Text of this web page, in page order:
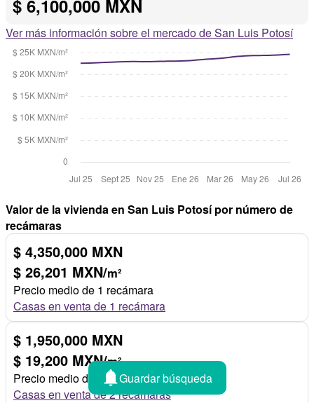
$ 6,100,000 MXN
Ver más información sobre el mercado de San Luis Potosí
Valor de la vivienda en San Luis Potosí por número de
recámaras
$ 4,350,000 MXN
$ 26,201 MXN/m²
Precio medio de 1 recámara
Casas en venta de 1 recámara
$ 1,950,000 MXN
$ 19,200 MXN/m²
Precio medio de 2 recámaras
Casas en venta de 2 recámaras
Guardar búsqueda